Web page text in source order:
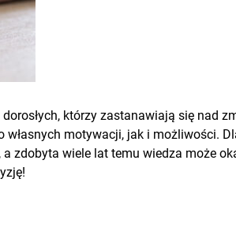
którzy zastanawiają się nad
motywacji, jak i możliwości.
zdobyta wiele lat temu wiedza może